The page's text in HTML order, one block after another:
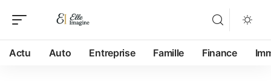
Actu Auto Entreprise Famille Finance